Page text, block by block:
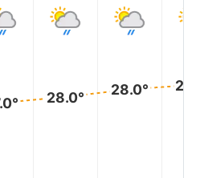
28.0° 28.0°